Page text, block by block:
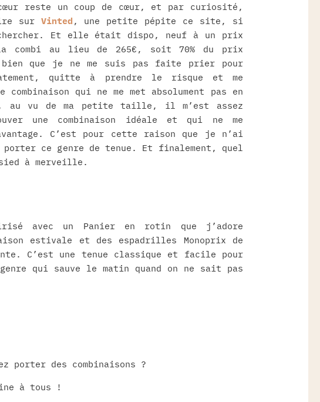
reste un coup de cœur, et par curiosité,
sur Vinted , une petite pépite ce site, si
chercher. Et elle était dispo, neuf à un prix
combi au lieu de 265€, soit 70% du prix
que je ne me suis pas faite prier pour
quitte à prendre le risque et me
combinaison qui ne me met absolument pas en
au vu de ma petite taille, il m’est assez
une combinaison idéale et qui ne me
C’est pour cette raison que je n’ai
porter ce genre de tenue. Et finalement, quel
à merveille.
avec un Panier en rotin que j’adore
estivale et des espadrilles Monoprix de
C’est une tenue classique et facile pour
qui sauve le matin quand on ne sait pas
porter des combinaisons ?
à tous !